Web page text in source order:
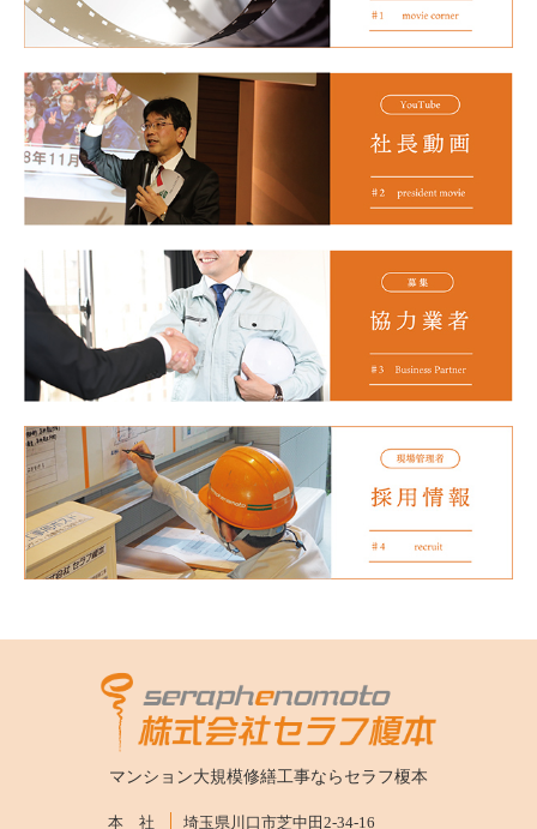
マンション大規模修繕工事ならセラフ榎本
本 社 埼玉県川口市芝中田2-34-16